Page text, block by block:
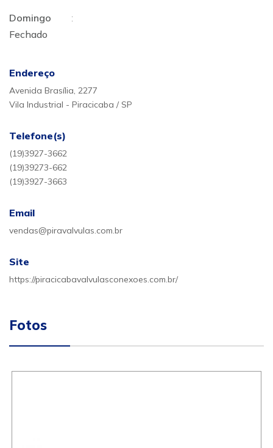
Domingo
:
Fechado
Endereço
Avenida Brasília, 2277
Vila Industrial - Piracicaba / SP
Telefone(s)
(19)3927-3662
(19)39273-662
(19)3927-3663
Email
vendas@piravalvulas.com.br
Site
https://piracicabavalvulasconexoes.com.br/
Fotos